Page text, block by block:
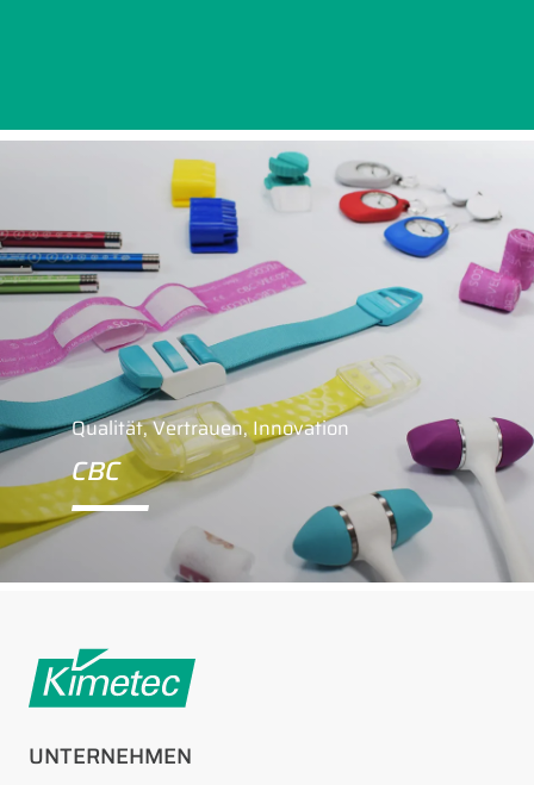
Qualität, Vertrauen, Innovation
CBC
UNTERNEHMEN